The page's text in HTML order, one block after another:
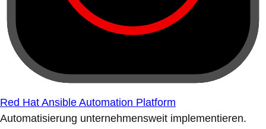
Red Hat Ansible Automation Platform
Automatisierung unternehmensweit implementieren.